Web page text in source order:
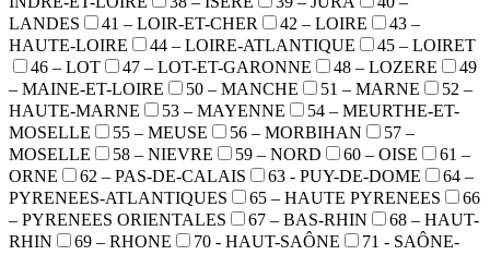
LANDES
41 – LOIR-ET-CHER 42 – LOIRE
43 –
HAUTE-LOIRE
44 – LOIRE-ATLANTIQUE
45 – LOIRET
46 – LOT
47 – LOT-ET-GARONNE 48 – LOZERE
49
– MAINE-ET-LOIRE
50 – MANCHE 51 – MARNE
52 –
HAUTE-MARNE
53 – MAYENNE
54 – MEURTHE-ET-
MOSELLE
55 – MEUSE 56 – MORBIHAN
57 –
MOSELLE
58 – NIEVRE 59 – NORD 60 – OISE
61 –
ORNE
62 – PAS-DE-CALAIS 63 - PUY-DE-DOME
64 –
PYRENEES-ATLANTIQUES
65 – HAUTE PYRENEES
66
– PYRENEES ORIENTALES
67 – BAS-RHIN
68 – HAUT-
RHIN
69 – RHONE 70 - HAUT-SAÔNE
71 - SAÔNE-